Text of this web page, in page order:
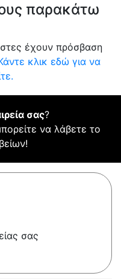
παρακάτω
έχουν πρόσβαση
κλικ εδώ για να
σας?
να λάβετε το
σας